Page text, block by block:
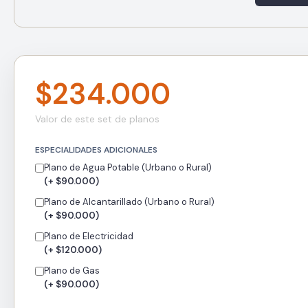
$234.000
Valor de este set de planos
ESPECIALIDADES ADICIONALES
Plano de Agua Potable (Urbano o Rural)
(+ $90.000)
Plano de Alcantarillado (Urbano o Rural)
(+ $90.000)
Plano de Electricidad
(+ $120.000)
Plano de Gas
(+ $90.000)